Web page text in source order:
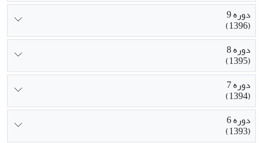
دوره 9
(1396)
دوره 8
(1395)
دوره 7
(1394)
دوره 6
(1393)